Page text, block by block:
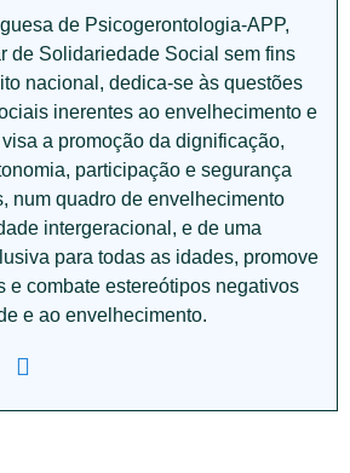
de Psicogerontologia-APP,
de Solidariedade Social sem fins
nacional, dedica-se às questões
inerentes ao envelhecimento e
a promoção da dignificação,
participação e segurança
num quadro de envelhecimento
intergeracional, e de uma
para todas as idades, promove
e combate estereótipos negativos
e ao envelhecimento.